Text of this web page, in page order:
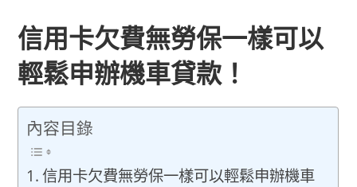
信用卡欠費無勞保一樣可以
輕鬆申辦機車貸款！
內容目錄
信用卡欠費無勞保一樣可以輕鬆申辦機車